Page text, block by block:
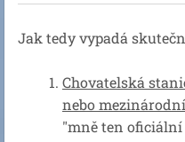
Jak tedy vypadá
Chovatelská
nebo
"mně ten oficiální